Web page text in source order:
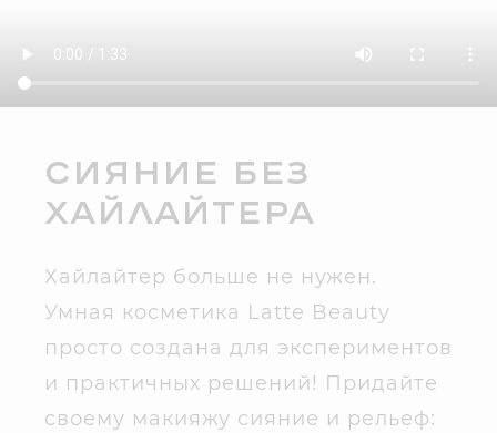
Сияние без
хайлайтера
Хайлайтер больше не нужен.
Умная косметика Latte Beauty
просто создана для экспериментов
и практичных решений! Придайте
своему макияжу сияние и рельеф: